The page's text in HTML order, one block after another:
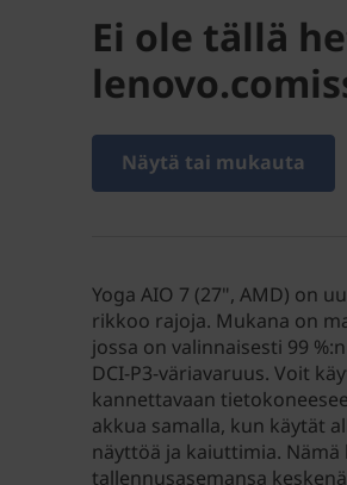
Ei ole tällä
Näytä tai mukauta
Yoga AIO 7 (27", AMD) on
rikkoo rajoja. Mukana on
jossa on valinnaisesti 99
DCI-P3-väriavaruus. Voit
kannettavaan
akkua samalla, kun käytät
näyttöä ja kaiuttimia.
tallennusasemansa